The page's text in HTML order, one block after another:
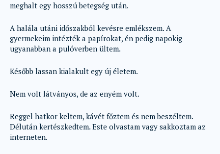
meghalt egy hosszú betegség után.
A halála utáni időszakból kevésre emlékszem. A
gyermekeim intézték a papírokat, én pedig napokig
ugyanabban a pulóverben ültem.
Később lassan kialakult egy új életem.
Nem volt látványos, de az enyém volt.
Reggel hatkor keltem, kávét főztem és nem beszéltem.
Délután kertészkedtem. Este olvastam vagy sakkoztam az
interneten.